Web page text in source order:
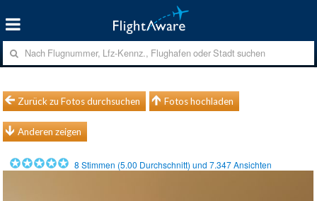
Zurück zu Fotos durchsuchen Fotos hochladen
Anderen zeigen
8 Stimmen (5.00 Durchschnitt) und7.347Ansichten